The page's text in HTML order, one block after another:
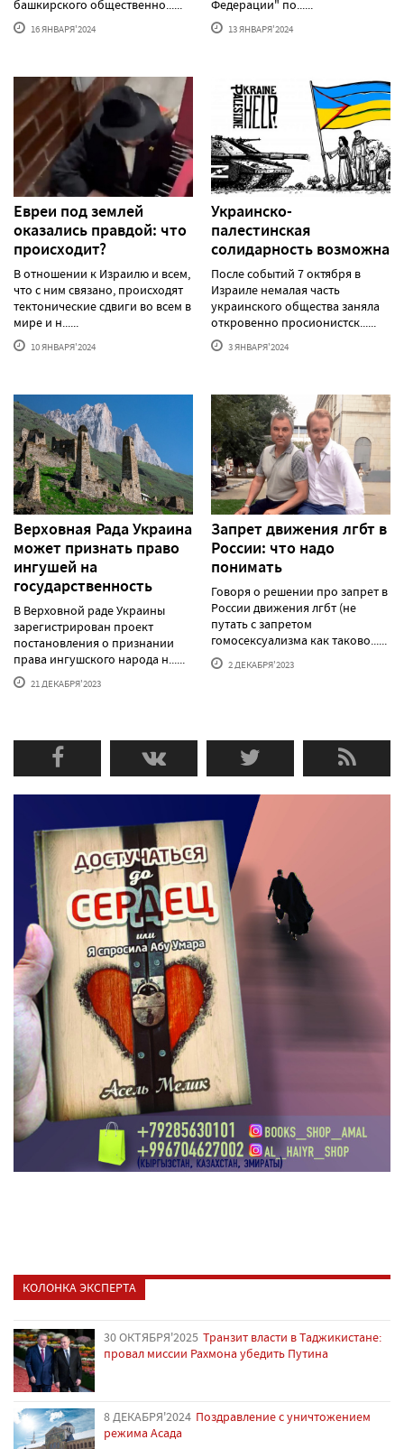
башкирского общественно......
16 ЯНВАРЯ'2024
Федерации" по......
13 ЯНВАРЯ'2024
Евреи под землей
оказались правдой: что
происходит?
В отношении к Израилю и всем,
что с ним связано, происходят
тектонические сдвиги во всем в
мире и н......
10 ЯНВАРЯ'2024
Украинско-
палестинская
солидарность возможна
После событий 7 октября в
Израиле немалая часть
украинского общества заняла
откровенно просионистск......
3 ЯНВАРЯ'2024
Верховная Рада Украина
может признать право
ингушей на
государственность
В Верховной раде Украины
зарегистрирован проект
постановления о признании
права ингушского народа н......
21 ДЕКАБРЯ'2023
Запрет движения лгбт в
России: что надо
понимать
Говоря о решении про запрет в
России движения лгбт (не
путать с запретом
гомосексуализма как таково......
2 ДЕКАБРЯ'2023
КОЛОНКА ЭКСПЕРТА
30 ОКТЯБРЯ'2025 Транзит власти в Таджикистане:
провал миссии Рахмона убедить Путина
8 ДЕКАБРЯ'2024 Поздравление с уничтожением
режима Асада